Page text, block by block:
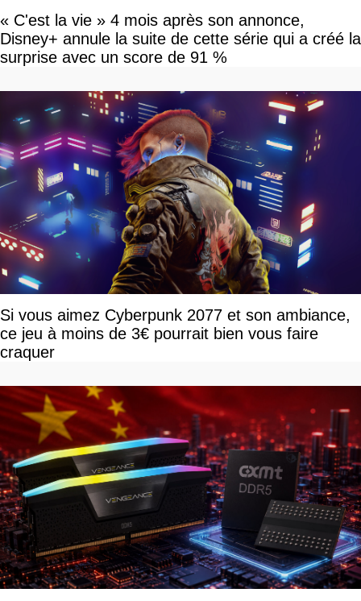
« C'est la vie » 4 mois après son annonce,
Disney+ annule la suite de cette série qui a créé la
surprise avec un score de 91 %
Si vous aimez Cyberpunk 2077 et son ambiance,
ce jeu à moins de 3€ pourrait bien vous faire
craquer